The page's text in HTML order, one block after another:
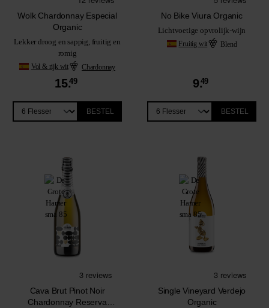
Wolk Chardonnay Especial
Organic
Lekker droog en sappig, fruitig en
romig
Vol & rijk wit Chardonnay
15.49
BESTEL
No Bike Viura Organic
Lichtvoetige opvrolijk-wijn
Fruitig wit Blend
9.49
BESTEL
Cava Brut Pinot Noir
Chardonnay Reserva
Single Vineyard Verdejo
Organic